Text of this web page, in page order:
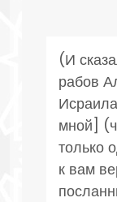
(И
рабов
мной]
только
к вам